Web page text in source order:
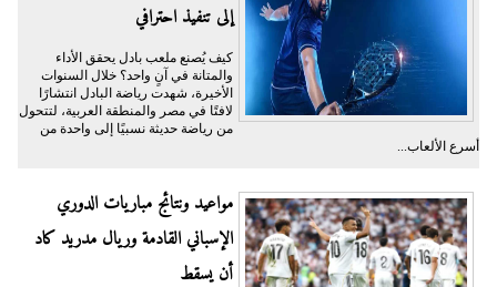
إلى تنفيذ احترافي
كيف يُصنع ملعب بادل يحقق الأداء
والمتانة في آنٍ واحد؟ خلال السنوات
الأخيرة، شهدت رياضة البادل انتشارًا
لافتًا في مصر والمنطقة العربية، لتتحول
من رياضة حديثة نسبيًا إلى واحدة من
أسرع الألعاب...
مواعيد ونتائج مباريات الدوري
الإسباني القادمة وريال مدريد كاد
أن يسقط